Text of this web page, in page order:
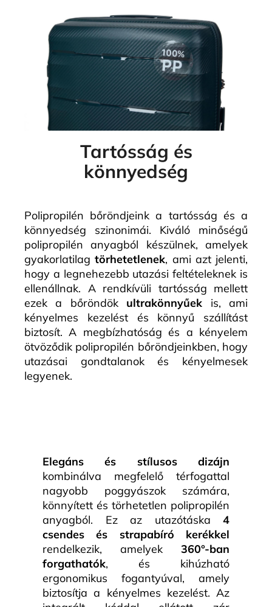
Tartósság és
könnyedség
Polipropilén bőröndjeink a tartósság és a
könnyedség szinonimái. Kiváló minőségű
polipropilén anyagból készülnek, amelyek
gyakorlatilagtörhetetlenek, ami azt jelenti,
hogy a legnehezebb utazási feltételeknek is
ellenállnak. A rendkívüli tartósság mellett
ezek a bőröndök ultrakönnyűek is, ami
kényelmes kezelést és könnyű szállítást
biztosít. A megbízhatóság és a kényelem
ötvöződik polipropilén bőröndjeinkben, hogy
utazásai gondtalanok és kényelmesek
legyenek.
Elegáns és stílusos dizájn
kombinálva megfelelő térfogattal
nagyobb poggyászok számára,
könnyített és törhetetlen polipropilén
anyagból. Ez az utazótáska 4
csendes és strapabíró kerékkel
rendelkezik, amelyek 360°-ban
forgathatók, és kihúzható
ergonomikus fogantyúval, amely
biztosítja a kényelmes kezelést. Az